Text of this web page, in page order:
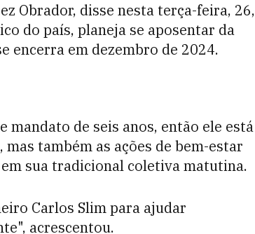
Obrador, disse nesta terça-feira, 26,
do país, planeja se aposentar da
encerra em dezembro de 2024.
mandato de seis anos, então ele está
também as ações de bem-estar
sua tradicional coletiva matutina.
Carlos Slim para ajudar
acrescentou.